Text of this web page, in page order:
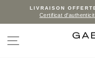
LIVRAISON
Certificat
SITE